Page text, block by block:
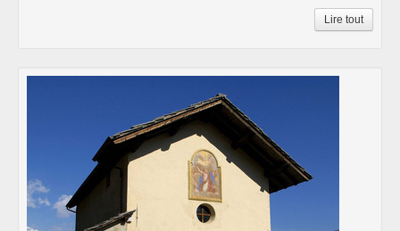
Lire tout